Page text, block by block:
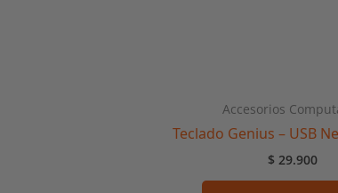
Accesorios
Teclado Genius – USB
$ 29.900